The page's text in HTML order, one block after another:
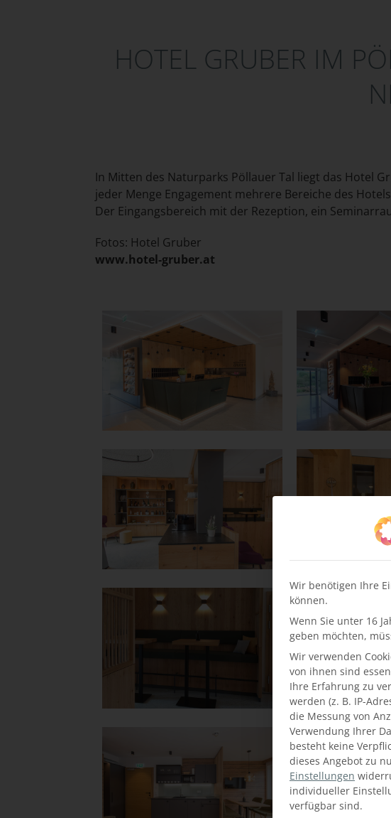
HOTEL GRUBER IM
In Mitten des Naturparks Pöllauer Tal liegt das Hotel
jeder Menge Engagement mehrere Bereiche des
Der Eingangsbereich mit der Rezeption, ein
Fotos: Hotel Gruber
www.hotel-gruber.at
Wir benötigen Ihre
können.
Wenn Sie unter 16
geben möchten,
Wir verwenden
von ihnen sind
Ihre Erfahrung zu
werden (z. B. IP-
die Messung von
Verwendung Ihrer
besteht keine
dieses Angebot zu
Einstellungen
individueller
verfügbar sind.